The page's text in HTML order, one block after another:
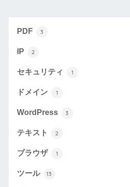
PDF 3
IP 2
セキュリティ 1
ドメイン 1
WordPress 3
テキスト 2
ブラウザ 1
ツール 13